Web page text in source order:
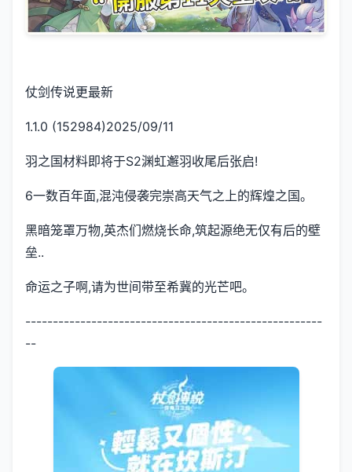
仗剑传说更最新
1.1.0 (152984)2025/09/11
羽之国材料即将于S2渊虹邂羽收尾后张启!
6一数百年面,混沌侵袭完崇高天气之上的辉煌之国。
黑暗笼罩万物,英杰们燃烧长命,筑起源绝无仅有后的壁
垒..
命运之子啊,请为世间带至希冀的光芒吧。
------------------------------------------------------
--